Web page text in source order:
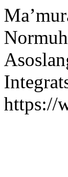
https://